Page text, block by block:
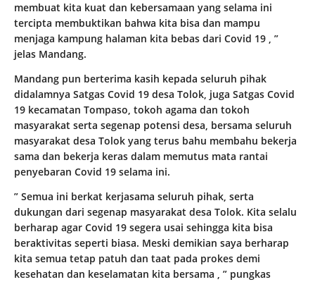
membuat kita kuat dan kebersamaan yang selama ini
tercipta membuktikan bahwa kita bisa dan mampu
menjaga kampung halaman kita bebas dari Covid 19 , ”
jelas Mandang.
Mandang pun berterima kasih kepada seluruh pihak
didalamnya Satgas Covid 19 desa Tolok, juga Satgas Covid
19 kecamatan Tompaso, tokoh agama dan tokoh
masyarakat serta segenap potensi desa, bersama seluruh
masyarakat desa Tolok yang terus bahu membahu bekerja
sama dan bekerja keras dalam memutus mata rantai
penyebaran Covid 19 selama ini.
” Semua ini berkat kerjasama seluruh pihak, serta
dukungan dari segenap masyarakat desa Tolok. Kita selalu
berharap agar Covid 19 segera usai sehingga kita bisa
beraktivitas seperti biasa. Meski demikian saya berharap
kita semua tetap patuh dan taat pada prokes demi
kesehatan dan keselamatan kita bersama , ” pungkas